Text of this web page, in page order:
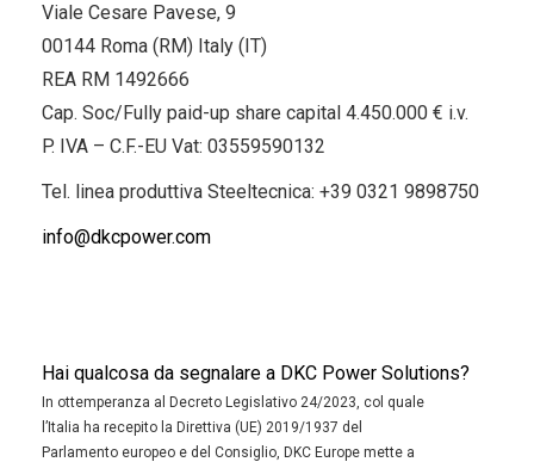
Viale Cesare Pavese, 9
00144 Roma (RM) Italy (IT)
REA RM 1492666
Cap. Soc/Fully paid-up share capital 4.450.000 € i.v.
P. IVA – C.F.-EU Vat: 03559590132
Tel. linea produttiva Steeltecnica: +39 0321 9898750
info@dkcpower.com
Hai qualcosa da segnalare a DKC Power Solutions?
In ottemperanza al Decreto Legislativo 24/2023, col quale
l’Italia ha recepito la Direttiva (UE) 2019/1937 del
Parlamento europeo e del Consiglio, DKC Europe mette a